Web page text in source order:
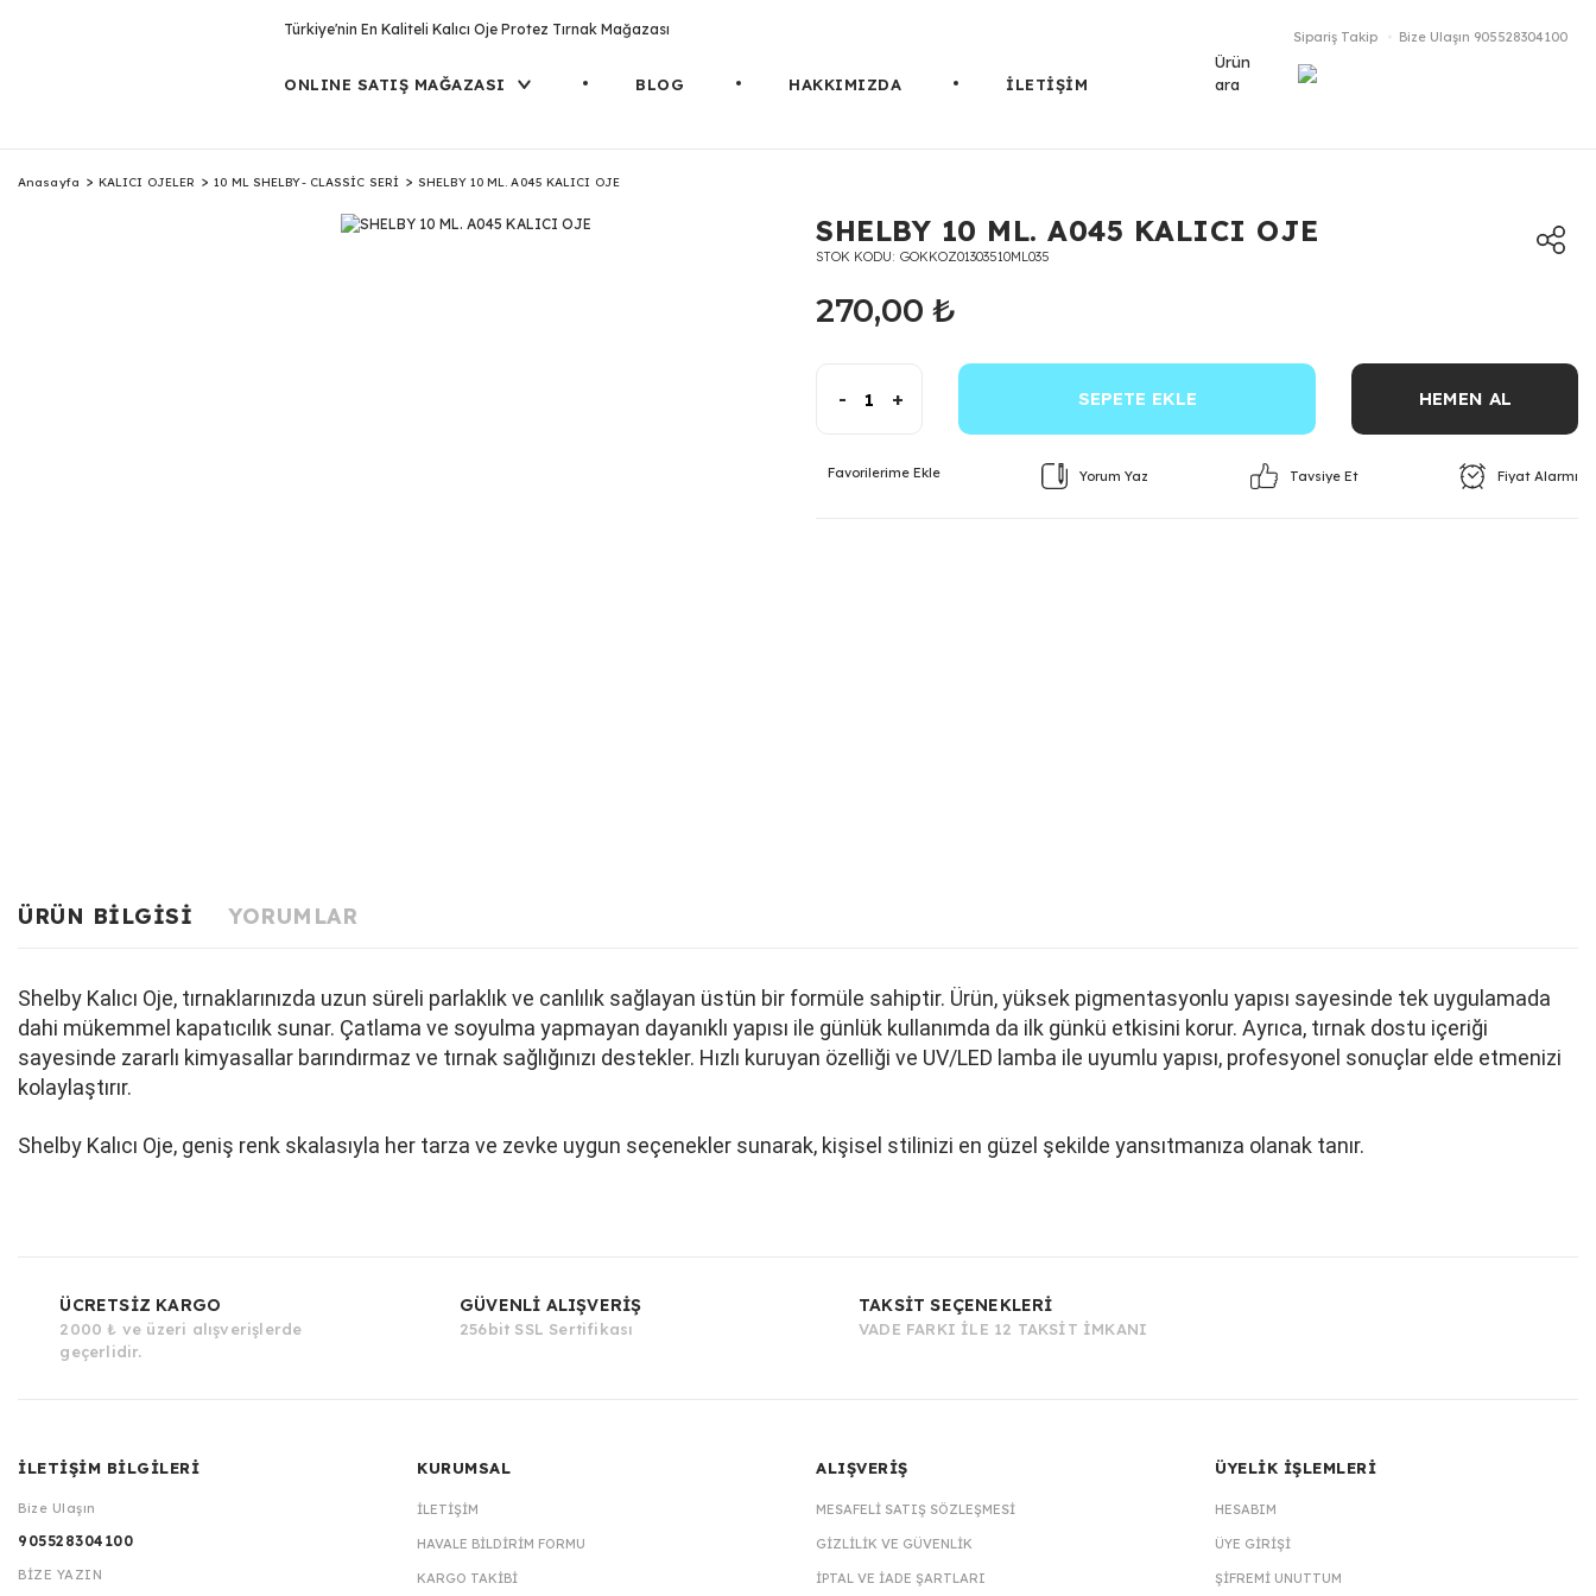
Türkiye'nin En Kaliteli Kalıcı Oje Protez Tırnak Mağazası
ONLINE SATIŞ MAĞAZASI BLOG HAKKIMIZDA İLETİŞİM
Sipariş Takip Bize Ulaşın 905528304100
Ürün
ara
Anasayfa KALICI OJELER 10 ML SHELBY- CLASSİC SERİ SHELBY 10 ML. A045 KALICI OJE
SHELBY 10 ML. A045 KALICI OJE
STOK KODU GOKKOZ01303510ML035
270,00 ₺
- + SEPETE EKLE HEMEN AL
Yorum Yaz Tavsiye Et Fiyat Alarmı
ÜRÜN BILGISI YORUMLAR
Shelby Kalıcı Oje, tırnaklarınızda uzun süreli parlaklık ve canlılık sağlayan üstün bir formüle sahiptir. Ürün, yüksek pigmentasyonlu yapısı sayesinde tek uygulamada
dahi mükemmel kapatıcılık sunar. Çatlama ve soyulma yapmayan dayanıklı yapısı ile günlük kullanımda da ilk günkü etkisini korur. Ayrıca, tırnak dostu içeriği
sayesinde zararlı kimyasallar barındırmaz ve tırnak sağlığınızı destekler. Hızlı kuruyan özelliği ve UV/LED lamba ile uyumlu yapısı, profesyonel sonuçlar elde etmenizi
kolaylaştırır.
Shelby Kalıcı Oje, geniş renk skalasıyla her tarza ve zevke uygun seçenekler sunarak, kişisel stilinizi en güzel şekilde yansıtmanıza olanak tanır.
ÜCRETSİZ KARGO
2000 ₺ ve üzeri alışverişlerde
geçerlidir.
GÜVENLİ ALIŞVERİŞ
256bit SSL Sertifikası
TAKSİT SEÇENEKLERİ
VADE FARKI İLE 12 TAKSİT İMKANI
İLETİŞİM BİLGİLERİ
Bize Ulaşın
905528304100
BİZE YAZIN
KURUMSAL
İLETIŞIM
HAVALE BILDIRIM FORMU
KARGO TAKIBI
ALIŞVERİŞ
MESAFELI SATIŞ SÖZLEŞMESI
GIZLILIK VE GÜVENLIK
İPTAL VE İADE ŞARTLARI
ÜYELİK İŞLEMLERİ
HESABIM
ÜYE GIRIŞI
ŞIFREMI UNUTTUM